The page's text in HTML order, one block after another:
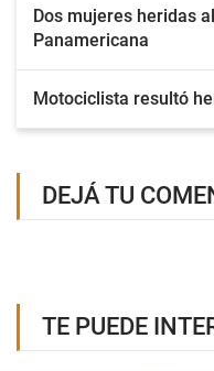
Dos mujeres heridas
Panamericana
Motociclista resultó
DEJÁ TU
TE PUEDE